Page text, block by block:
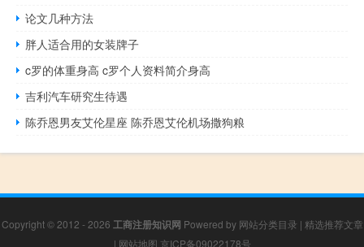
论文几种方法
胖人适合用的女装牌子
c罗的体重身高 c罗个人资料简介身高
吉利汽车研究生待遇
陈乔恩男友艾伦星座 陈乔恩艾伦机场撒狗粮
Copyright © 2012 - 2026 工商注册知识网 Powered by 网站分类目录 | 精选推荐文章
| 网站地图 京ICP备09022178号